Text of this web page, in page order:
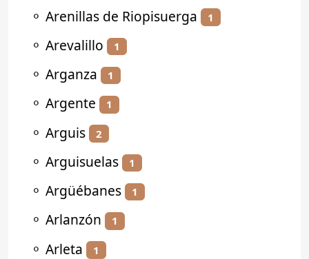
⚬ Arenillas de Riopisuerga 1
⚬ Arevalillo 1
⚬ Arganza 1
⚬ Argente 1
⚬ Arguis 2
⚬ Arguisuelas 1
⚬ Argüébanes 1
⚬ Arlanzón 1
⚬ Arleta 1